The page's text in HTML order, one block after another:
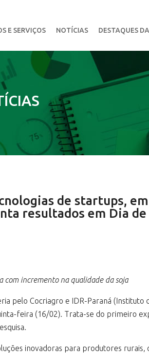
E SERVIÇOS NOTÍCIAS DESTAQUES
de startups,
resultados em Dia de
com incremento na qualidade da soja
pelo Cocriagro e IDR-Paraná (Instituto
feira (16/02). Trata-se do primeiro
inovadoras para produtores rurais,